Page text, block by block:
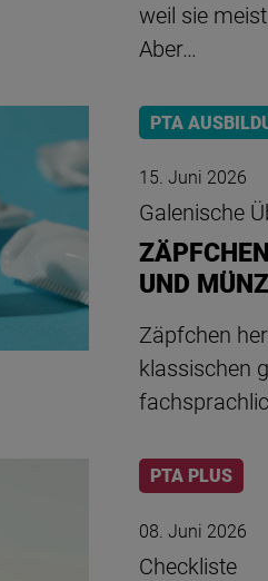
weil sie
Aber…
PTA
15. Juni 2026
Galenische
UND
Zäpfchen
klassischen
PTA PLUS
08. Juni 2026
Checkliste